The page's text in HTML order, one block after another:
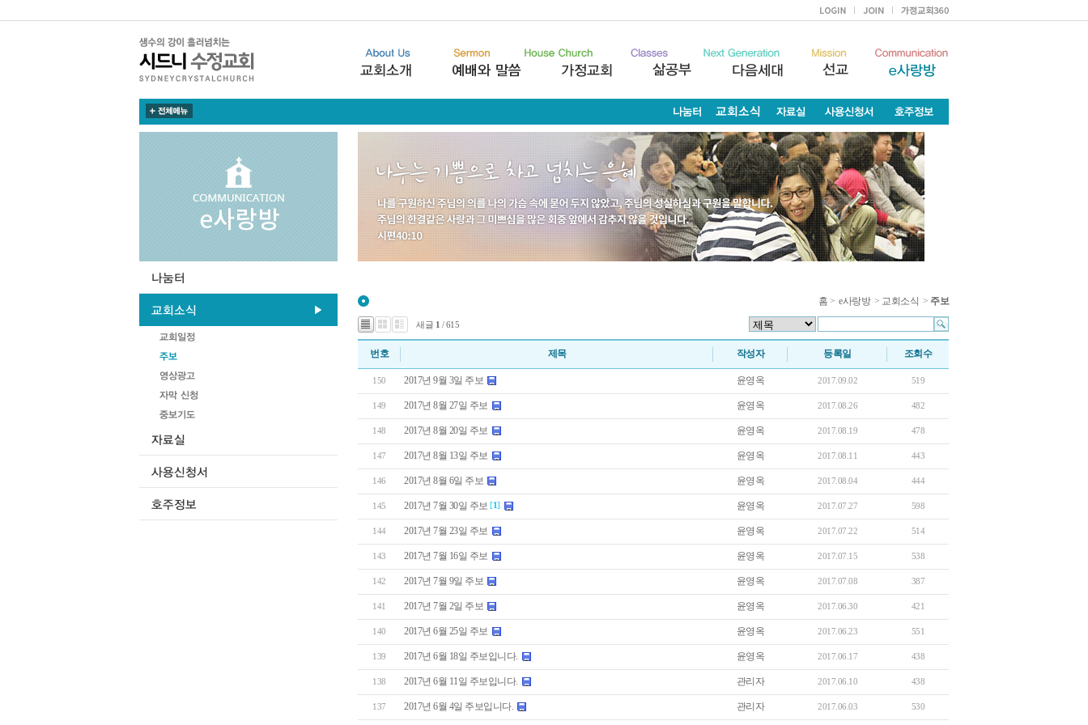
홈 > e사랑방> 교회소식 > 주보
새글 1 / 615
번호 제목 작성자 등록일 조회수
150 2017년 9월 3일 주보 윤영옥 2017.09.02 519
149 2017년 8월 27일 주보 윤영옥 2017.08.26 482
148 2017년 8월 20일 주보 윤영옥 2017.08.19 478
147 2017년 8월 13일 주보 윤영옥 2017.08.11 443
146 2017년 8월 6일 주보 윤영옥 2017.08.04 444
145 2017년 7월 30일 주보 [1] 윤영옥 2017.07.27 598
144 2017년 7월 23일 주보 윤영옥 2017.07.22 514
143 2017년 7월 16일 주보 윤영옥 2017.07.15 538
142 2017년 7월 9일 주보 윤영옥 2017.07.08 387
141 2017년 7월 2일 주보 윤영옥 2017.06.30 421
140 2017년 6월 25일 주보 윤영옥 2017.06.23 551
139 2017년 6월 18일 주보입니다. 윤영옥 2017.06.17 438
138 2017년 6월 11일 주보입니다. 관리자 2017.06.10 438
137 2017년 6월 4일 주보입니다. 관리자 2017.06.03 530